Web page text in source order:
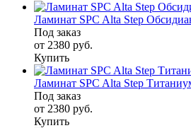
Ламинат SPC Alta Step
Под заказ
от 2380 руб.
Купить
Ламинат SPC Alta Step
Под заказ
от 2380 руб.
Купить